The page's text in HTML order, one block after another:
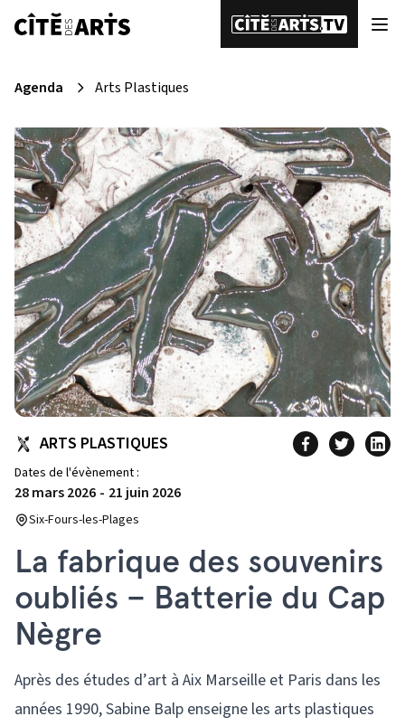
Agenda Arts Plastiques
ARTS PLASTIQUES
Dates de l'évènement :
28 mars 2026 - 21 juin 2026
Six-Fours-les-Plages
La fabrique des souvenirs
oubliés – Batterie du Cap
Nègre
Après des études d’art à Aix Marseille et Paris dans les
années 1990, Sabine Balp enseigne les arts plastiques